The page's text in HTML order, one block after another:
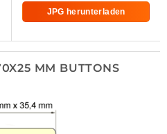
JPG herunterladen
MM BUTTONS